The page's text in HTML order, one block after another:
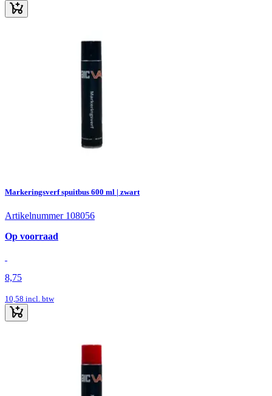
Markeringsverf spuitbus 600 ml | zwart
Artikelnummer 108056
Op voorraad
8,75
10,58 incl. btw